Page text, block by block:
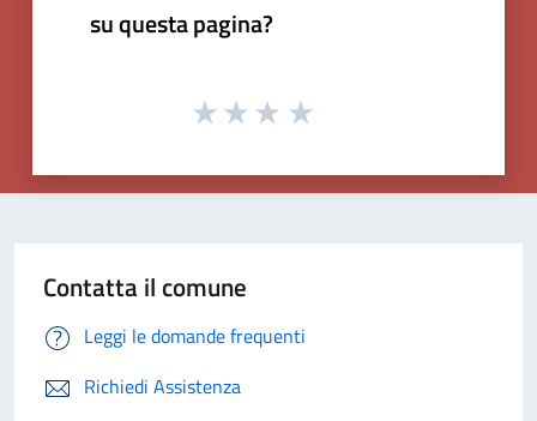
su questa pagina?
Contatta il comune
Leggi le domande frequenti
Richiedi Assistenza